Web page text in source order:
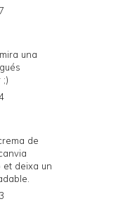
una
;)
de
et deixa un